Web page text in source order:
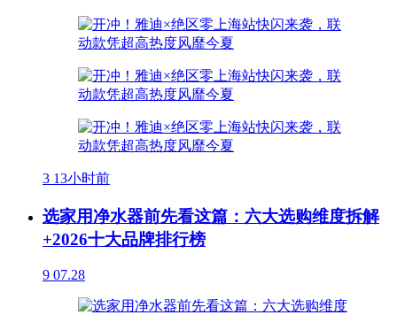
3 13小时前
选家用净水器前先看这篇：六大选购维度拆解
+2026十大品牌排行榜
9 07.28